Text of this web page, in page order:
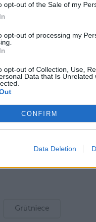
opt-out of the Sale of my
opt-out of processing my
opt-out of Collection, Use,
Data that Is
CONFIRM
Data Deletion
jo, izstumjot
vai arī tās ir otrās,
pēc dzemdībām
tam vajadzīgs).
hemoroīdu radītos
ārstēšanai
jautāt par to
Millere, Ģimenes
Grūtniece